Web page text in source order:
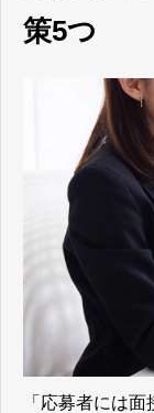
策5つ
「応募者には